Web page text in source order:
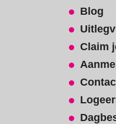
Blog
Claim